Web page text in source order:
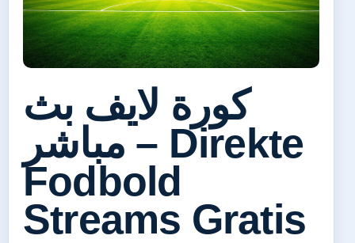
كورة لايف بث
مباشر – Direkte
Fodbold
Streams Gratis